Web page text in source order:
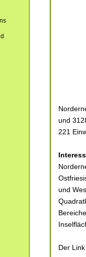
und
221
und
Der